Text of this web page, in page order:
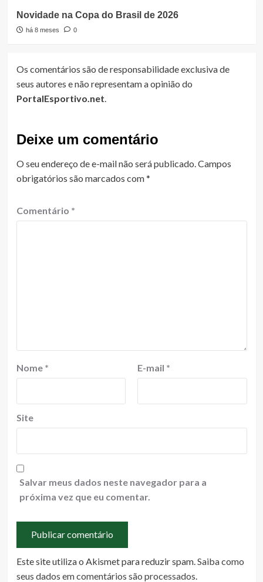
Novidade na Copa do Brasil de 2026
há 8 meses 0
Os comentários são de responsabilidade exclusiva de
seus autores e não representam a opinião do
PortalEsportivo.net.
Deixe um comentário
O seu endereço de e-mail não será publicado.Campos
obrigatórios são marcados com*
Comentário *
Nome * E-mail *
Site
Salvar meus dados neste navegador para a
próxima vez que eu comentar.
Este site utiliza o Akismet para reduzir spam.Saiba como
seus dados em comentários são processados.